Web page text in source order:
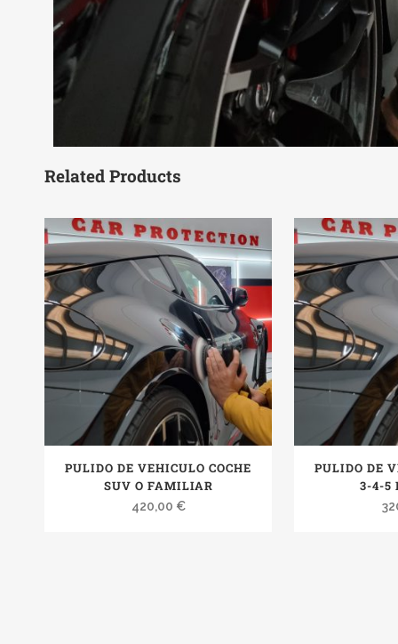
Related Products
PULIDO DE VEHICULO COCHE
SUV O FAMILIAR
420,00 €
PULIDO DE
3-4-5